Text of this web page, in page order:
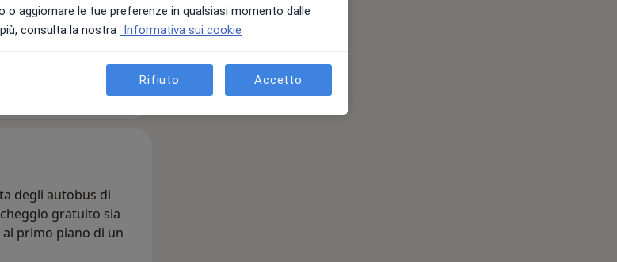
messaggio
Il nostro team Indirizzi Recensioni
degli autobus di
gratuito sia
primo piano di un
o aggiornare le tue preferenze in qualsiasi momento dalle
consulta la nostra Informativa sui cookie
Rifiuto Accetto